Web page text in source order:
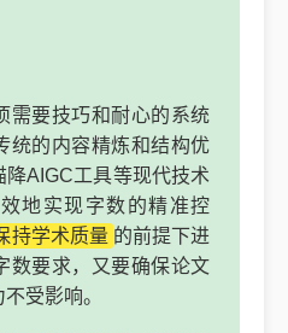
需要技巧和耐心的系统
统的内容精炼和结构优
降AIGC工具等现代技术
地实现字数的精准控
持学术质量 的前提下进
数要求，又要确保论文
受影响。